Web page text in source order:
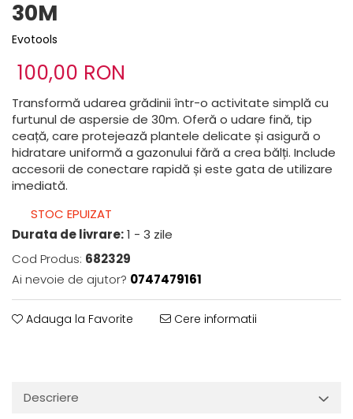
30M
Evotools
100,00 RON
Transformă udarea grădinii într-o activitate simplă cu
furtunul de aspersie de 30m. Oferă o udare fină, tip
ceață, care protejează plantele delicate și asigură o
hidratare uniformă a gazonului fără a crea bălți. Include
accesorii de conectare rapidă și este gata de utilizare
imediată.
STOC EPUIZAT
Durata de livrare:1 - 3 zile
Cod Produs: 682329
Ai nevoie de ajutor? 0747479161
Adauga la Favorite Cere informatii
Descriere